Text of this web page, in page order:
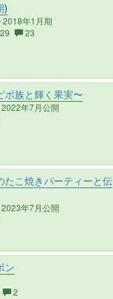
)
2018年1月期
23
ポ族と輝く果実〜
2022年7月公開
たこ焼きパーティーと伝
2023年7月公開
ン
2